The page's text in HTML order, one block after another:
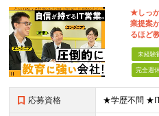
★しっ
業提案
るほど
未経験
完全週
応募資格